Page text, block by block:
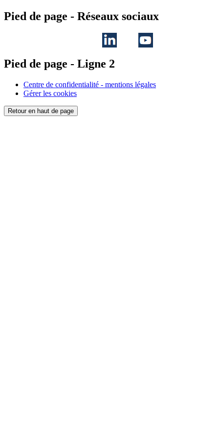
Pied de page - Réseaux sociaux
Pied de page - Ligne 2
Centre de confidentialité - mentions légales
Gérer les cookies
Retour en haut de page